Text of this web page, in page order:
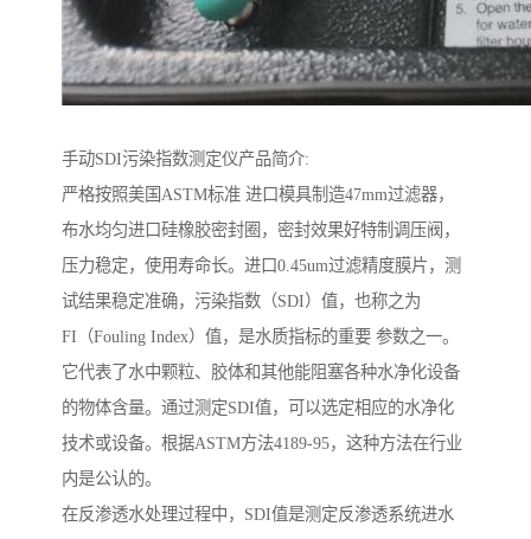
手动SDI污染指数测定仪产品简介:
严格按照美国ASTM标准 进口模具制造47mm过滤器，
布水均匀进口硅橡胶密封圈，密封效果好特制调压阀，
压力稳定，使用寿命长。进口0.45um过滤精度膜片，测
试结果稳定准确，污染指数（SDI）值，也称之为
FI（Fouling Index）值，是水质指标的重要 参数之一。
它代表了水中颗粒、胶体和其他能阻塞各种水净化设备
的物体含量。通过测定SDI值，可以选定相应的水净化
技术或设备。根据ASTM方法4189-95，这种方法在行业
内是公认的。
在反渗透水处理过程中，SDI值是测定反渗透系统进水